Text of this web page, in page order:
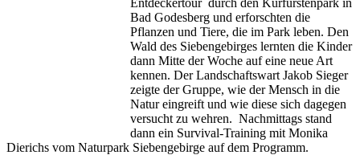
Bad Godesberg und erforschten die
Pflanzen und Tiere, die im Park leben. Den
Wald des Siebengebirges lernten die Kinder
dann Mitte der Woche auf eine neue Art
kennen. Der Landschaftswart Jakob Sieger
zeigte der Gruppe, wie der Mensch in die
Natur eingreift und wie diese sich dagegen
versucht zu wehren. Nachmittags stand
dann ein Survival-Training mit Monika
Dierichs vom Naturpark Siebengebirge auf dem Programm.